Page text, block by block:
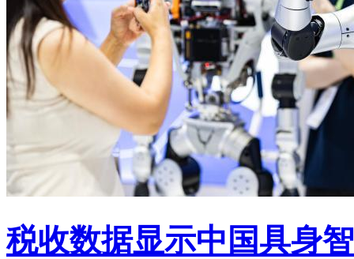
税收数据显示中国具身